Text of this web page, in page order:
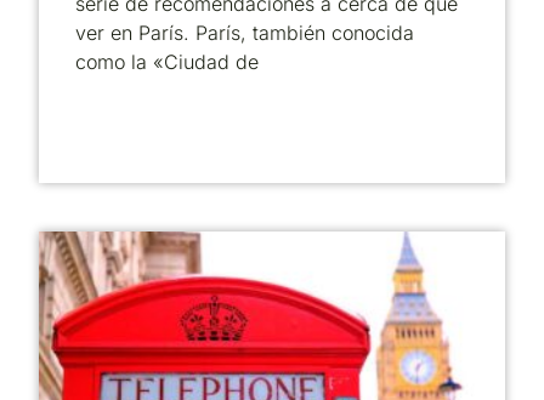
ver en París. París, también conocida
como la «Ciudad de